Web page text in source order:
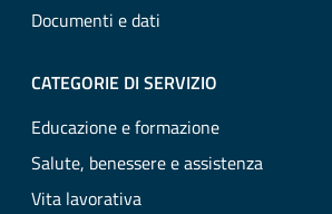
Documenti e dati
CATEGORIE DI SERVIZIO
Educazione e formazione
Salute, benessere e assistenza
Vita lavorativa